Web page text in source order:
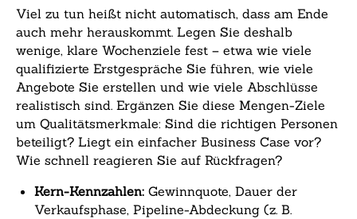
Viel zu tun heißt nicht automatisch, dass am Ende
auch mehr herauskommt. Legen Sie deshalb
wenige, klare Wochenziele fest – etwa wie viele
qualifizierte Erstgespräche Sie führen, wie viele
Angebote Sie erstellen und wie viele Abschlüsse
realistisch sind. Ergänzen Sie diese Mengen-Ziele
um Qualitätsmerkmale: Sind die richtigen Personen
beteiligt? Liegt ein einfacher Business Case vor?
Wie schnell reagieren Sie auf Rückfragen?
Kern-Kennzahlen: Gewinnquote, Dauer der
Verkaufsphase, Pipeline-Abdeckung (z. B.